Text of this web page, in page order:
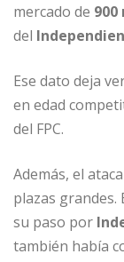
mercado de
del
Ese dato deja
en edad
del FPC.
Además, el
plazas grandes.
su paso por
también había